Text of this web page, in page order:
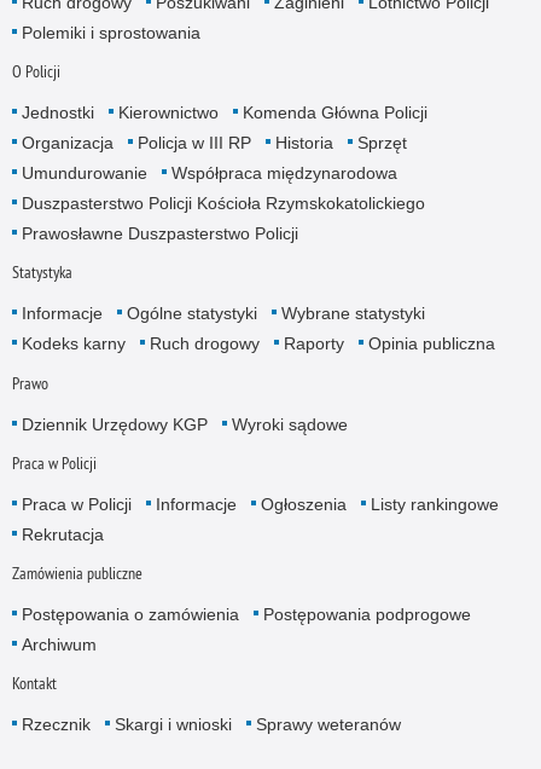
Polemiki i sprostowania
O Policji
Jednostki Kierownictwo
Komenda Główna Policji
Organizacja
Policja w III RP Historia
Sprzęt
Umundurowanie
Współpraca międzynarodowa
Duszpasterstwo Policji Kościoła Rzymskokatolickiego
Prawosławne Duszpasterstwo Policji
Statystyka
Informacje Ogólne statystyki
Wybrane statystyki
Kodeks karny
Ruch drogowy Raporty Opinia publiczna
Prawo
Dziennik Urzędowy KGP Wyroki sądowe
Praca w Policji
Praca w Policji Informacje Ogłoszenia
Listy rankingowe
Rekrutacja
Zamówienia publiczne
Postępowania o zamówienia
Postępowania podprogowe
Archiwum
Kontakt
Rzecznik Skargi i wnioski Sprawy weteranów